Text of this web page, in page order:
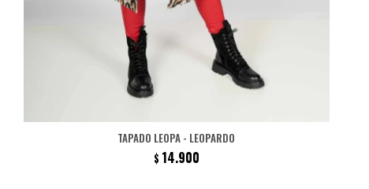
TAPADO LEOPA - LEOPARDO
$ 14.900